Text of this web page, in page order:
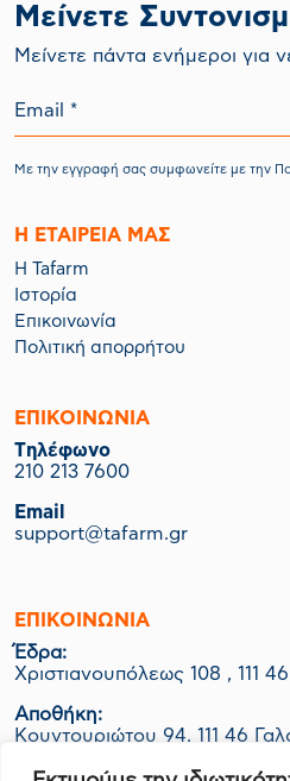
Μείνετε
Mείνετε πάντα ενήμεροι για
Με την εγγραφή σας συμφωνείτε με την
Η ΕΤΑΙΡΕΙΑ ΜΑΣ
Η Tafarm
Ιστορία
Επικοινωνία
Πολιτική απορρήτου
ΕΠΙΚΟΙΝΩΝΙΑ
Tηλέφωνο
210 213 7600
Email
support@tafarm.gr
ΕΠΙΚΟΙΝΩΝΊΑ
Έδρα:
Χριστιανουπόλεως 108 , 111 46
Αποθήκη:
Κουντουριώτου 94, 111 46
Εργοστάσιο-Logistics: